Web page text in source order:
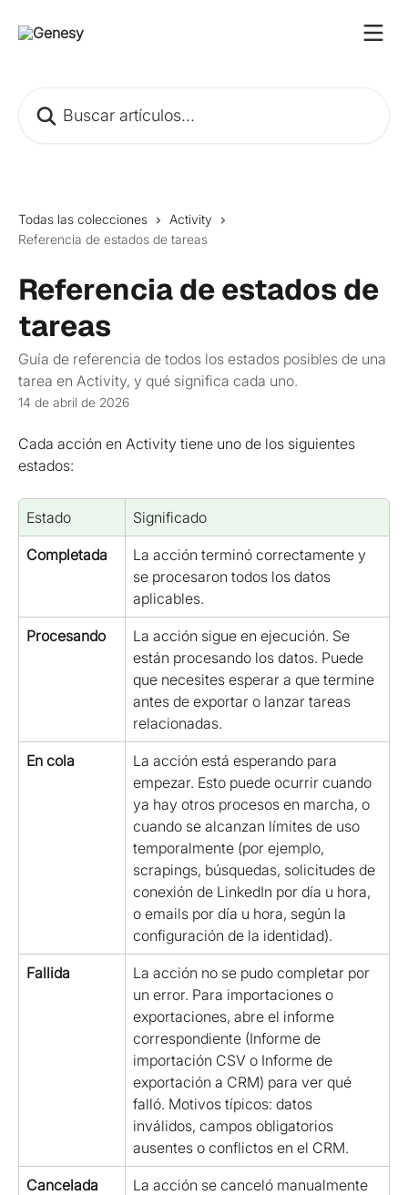
Todas las colecciones
Activity
Referencia de estados de tareas
Referencia de estados de
tareas
Guía de referencia de todos los estados posibles de una
tarea en Activity, y qué significa cada uno.
14 de abril de 2026
Cada acción en Activity tiene uno de los siguientes
estados:
Estado Significado
Completada
La acción terminó correctamente y
se procesaron todos los datos
aplicables.
Procesando
La acción sigue en ejecución. Se
están procesando los datos. Puede
que necesites esperar a que termine
antes de exportar o lanzar tareas
relacionadas.
En cola
La acción está esperando para
empezar. Esto puede ocurrir cuando
ya hay otros procesos en marcha, o
cuando se alcanzan límites de uso
temporalmente (por ejemplo,
scrapings, búsquedas, solicitudes de
conexión de LinkedIn por día u hora,
o emails por día u hora, según la
configuración de la identidad).
Fallida
La acción no se pudo completar por
un error. Para importaciones o
exportaciones, abre el informe
correspondiente (Informe de
importación CSV o Informe de
exportación a CRM) para ver qué
falló. Motivos típicos: datos
inválidos, campos obligatorios
ausentes o conflictos en el CRM.
Cancelada
La acción se canceló manualmente